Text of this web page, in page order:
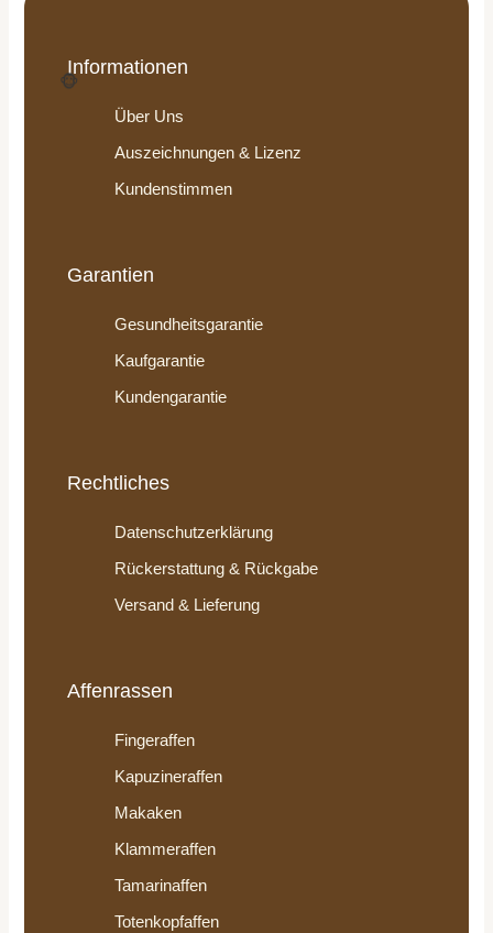
🐵
Informationen
Über Uns
Auszeichnungen & Lizenz
Kundenstimmen
Garantien
Gesundheitsgarantie
Kaufgarantie
Kundengarantie
Rechtliches
Datenschutzerklärung
Rückerstattung & Rückgabe
Versand & Lieferung
Affenrassen
Fingeraffen
Kapuzineraffen
Makaken
Klammeraffen
Tamarinaffen
Totenkopfaffen